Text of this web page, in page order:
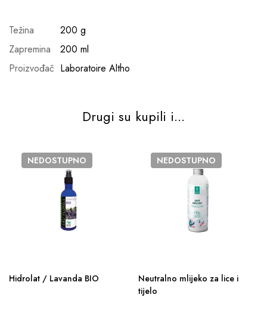
Težina
200 g
Zapremina
200 ml
Proizvođač Laboratoire Altho
Drugi su kupili i...
NEDOSTUPNO
Hidrolat / Lavanda BIO
NEDOSTUPNO
Neutralno mlijeko za lice i
tijelo